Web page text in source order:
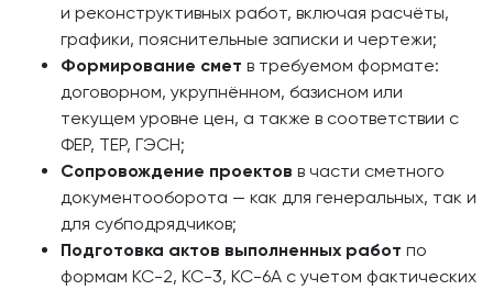
и реконструктивных работ, включая расчёты,
графики, пояснительные записки и чертежи;
Формирование смет в требуемом формате:
договорном, укрупнённом, базисном или
текущем уровне цен, а также в соответствии с
ФЕР, ТЕР, ГЭСН;
Сопровождение проектов в части сметного
документооборота — как для генеральных, так и
для субподрядчиков;
Подготовка актов выполненных работ по
формам КС-2, КС-3, КС-6А с учетом фактических